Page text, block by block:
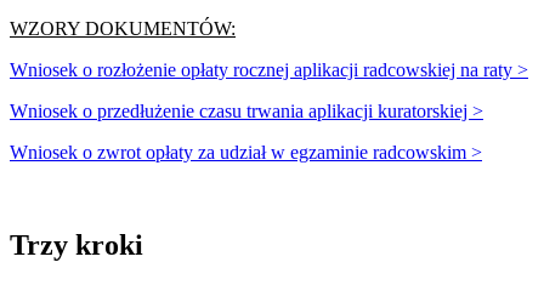
WZORY DOKUMENTÓW:
Wniosek o rozłożenie opłaty rocznej aplikacji radcowskiej na raty >
Wniosek o przedłużenie czasu trwania aplikacji kuratorskiej >
Wniosek o zwrot opłaty za udział w egzaminie radcowskim >
Trzy kroki